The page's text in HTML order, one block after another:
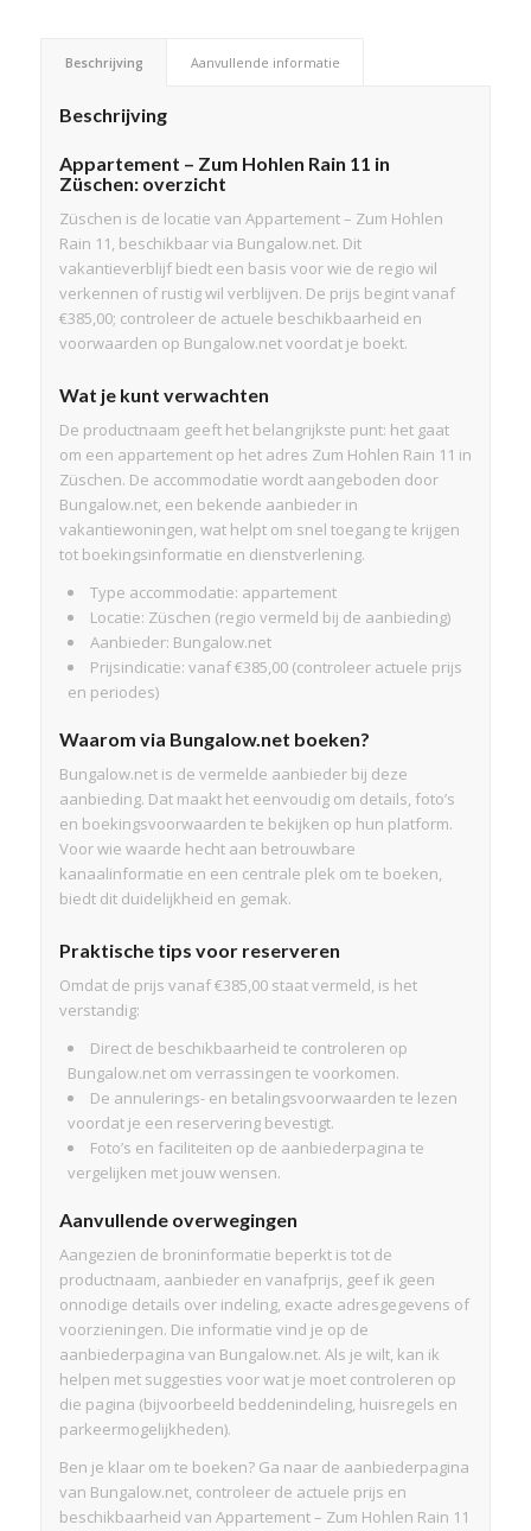
Beschrijving Aanvullende informatie
Beschrijving
Appartement – Zum Hohlen Rain 11 in
Züschen: overzicht
Züschen is de locatie van Appartement – Zum Hohlen
Rain 11, beschikbaar via Bungalow.net. Dit
vakantieverblijf biedt een basis voor wie de regio wil
verkennen of rustig wil verblijven. De prijs begint vanaf
€385,00; controleer de actuele beschikbaarheid en
voorwaarden op Bungalow.net voordat je boekt.
Wat je kunt verwachten
De productnaam geeft het belangrijkste punt: het gaat
om een appartement op het adres Zum Hohlen Rain 11 in
Züschen. De accommodatie wordt aangeboden door
Bungalow.net, een bekende aanbieder in
vakantiewoningen, wat helpt om snel toegang te krijgen
tot boekingsinformatie en dienstverlening.
Type accommodatie: appartement
Locatie: Züschen (regio vermeld bij de aanbieding)
Aanbieder: Bungalow.net
Prijsindicatie: vanaf €385,00 (controleer actuele prijs
en periodes)
Waarom via Bungalow.net boeken?
Bungalow.net is de vermelde aanbieder bij deze
aanbieding. Dat maakt het eenvoudig om details, foto’s
en boekingsvoorwaarden te bekijken op hun platform.
Voor wie waarde hecht aan betrouwbare
kanaalinformatie en een centrale plek om te boeken,
biedt dit duidelijkheid en gemak.
Praktische tips voor reserveren
Omdat de prijs vanaf €385,00 staat vermeld, is het
verstandig:
Direct de beschikbaarheid te controleren op
Bungalow.net om verrassingen te voorkomen.
De annulerings- en betalingsvoorwaarden te lezen
voordat je een reservering bevestigt.
Foto’s en faciliteiten op de aanbiederpagina te
vergelijken met jouw wensen.
Aanvullende overwegingen
Aangezien de broninformatie beperkt is tot de
productnaam, aanbieder en vanafprijs, geef ik geen
onnodige details over indeling, exacte adresgegevens of
voorzieningen. Die informatie vind je op de
aanbiederpagina van Bungalow.net. Als je wilt, kan ik
helpen met suggesties voor wat je moet controleren op
die pagina (bijvoorbeeld beddenindeling, huisregels en
parkeermogelijkheden).
Ben je klaar om te boeken? Ga naar de aanbiederpagina
van Bungalow.net, controleer de actuele prijs en
beschikbaarheid van Appartement – Zum Hohlen Rain 11